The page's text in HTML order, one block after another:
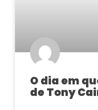
O dia em
de Tony